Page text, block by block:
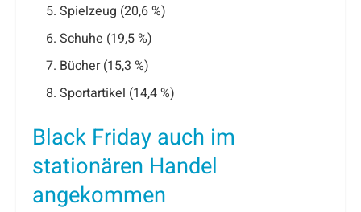
Spielzeug (20,6 %)
Schuhe (19,5 %)
Bücher (15,3 %)
Sportartikel (14,4 %)
Black Friday auch im
stationären Handel
angekommen